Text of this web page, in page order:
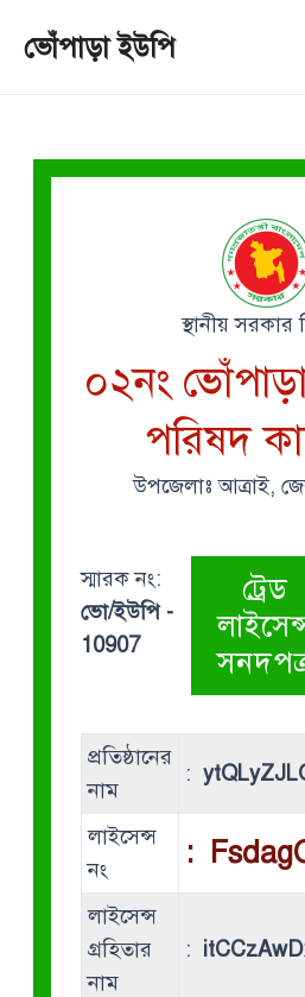
ভোঁপাড়া ইউপি
স্থানীয় সরকার
০২নং
পরিষদ
উপজেলাঃ আত্রাই,
স্মারক নং:
ভো/ইউপি -
10907
ট্রেড
প্রতিষ্ঠানের
নাম
:
লাইসেন্স
নং
:
লাইসেন্স
গ্রহিতার
নাম
: